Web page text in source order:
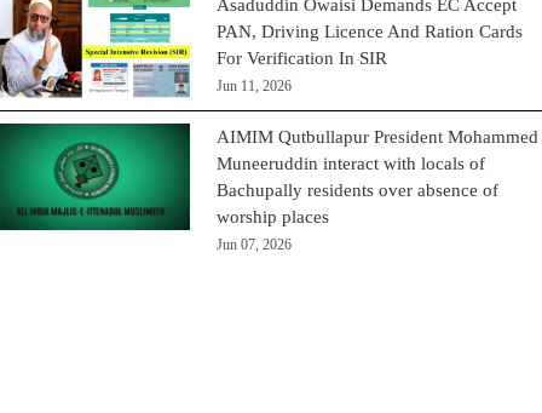
Asaduddin Owaisi Demands EC Accept
PAN, Driving Licence And Ration Cards
For Verification In SIR
Jun 11, 2026
AIMIM Qutbullapur President Mohammed
Muneeruddin interact with locals of
Bachupally residents over absence of
worship places
Jun 07, 2026